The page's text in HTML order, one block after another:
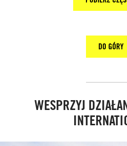
DO GÓRY
WESPRZYJ